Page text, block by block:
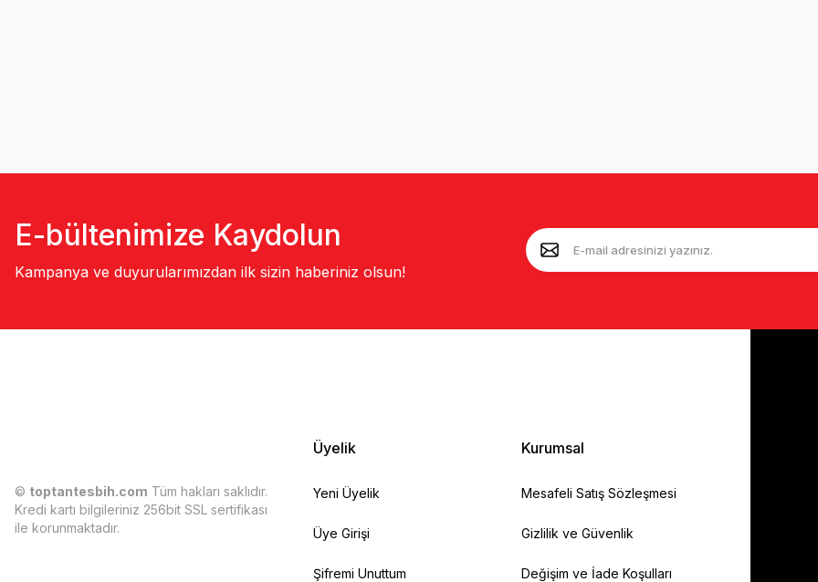
E-bültenimize Kaydolun
Kampanya ve duyurularımızdan ilk sizin haberiniz olsun!
© toptantesbih.com Tüm hakları saklıdır.
Kredi kartı bilgileriniz 256bit SSL sertifikası
ile korunmaktadır.
Üyelik
Yeni Üyelik
Üye Girişi
Şifremi Unuttum
Kurumsal
Mesafeli Satış Sözleşmesi
Gizlilik ve Güvenlik
Değişim ve İade Koşulları